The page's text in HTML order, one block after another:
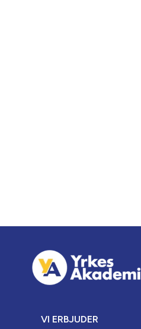
VI ERBJUDER